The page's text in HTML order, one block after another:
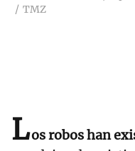
TMZ
Los robos han